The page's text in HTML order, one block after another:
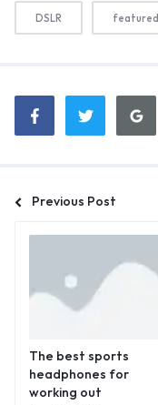
DSLR featured
Previous Post
The best sports
headphones for
working out